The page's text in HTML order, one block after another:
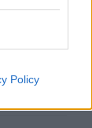
Policy
εκκλησάκι